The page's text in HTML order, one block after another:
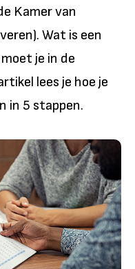
Kamer van
Wat is een
je in de
lees je hoe je
in 5 stappen.